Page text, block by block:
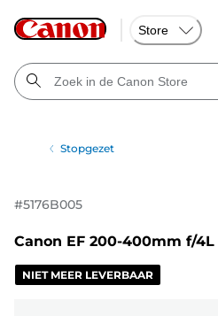
Store
Stopgezet
#5176B005
Canon EF 200-400mm f/4L
NIET MEER LEVERBAAR